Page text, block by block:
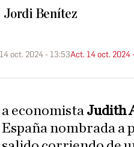
Jordi Benítez
14 oct. 2024 - 13:53Act. 14 oct. 2024
a economista Judith
España nombrada a